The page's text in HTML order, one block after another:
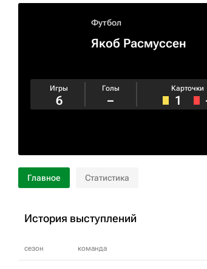
Футбол
Якоб Расмуссен
Игры
6
Голы
–
Карточки
1
Главное Статистика
История выступлений
сезон команда